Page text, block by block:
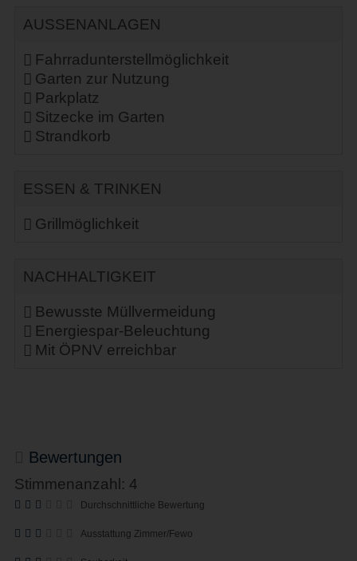
AUSSENANLAGEN
Fahrradunterstellmöglichkeit
Garten zur Nutzung
Parkplatz
Sitzecke im Garten
Strandkorb
ESSEN & TRINKEN
Grillmöglichkeit
NACHHALTIGKEIT
Bewusste Müllvermeidung
Energiespar-Beleuchtung
Mit ÖPNV erreichbar
Bewertungen
Stimmenanzahl: 4
Durchschnittliche Bewertung
Ausstattung Zimmer/Fewo